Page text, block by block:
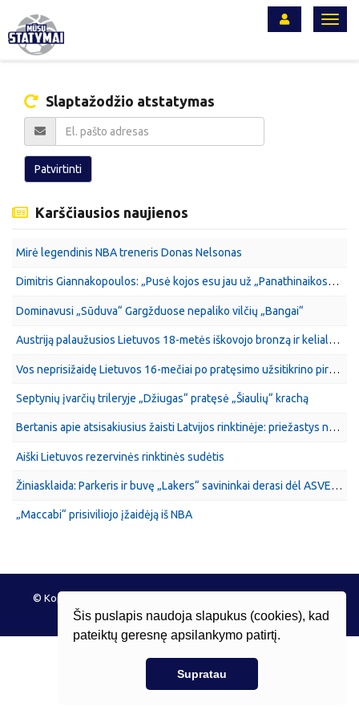
Šis puslapis naudoja slapukus (cookies), kad
pateiktų geresnę apsilankymo patirtį.
Supratau
Slaptažodžio atstatymas
Patvirtinti
Karščiausios naujienos
Mirė legendinis NBA treneris Donas Nelsonas
Dimitris Giannakopoulos: „Pusė kojos esu jau už „Panathinaikos“ klubo ribų“
Dominavusi „Sūduva“ Gargžduose nepaliko vilčių „Bangai“
Austriją palaužusios Lietuvos 18-metės iškovojo bronzą ir kelialapį į A divizioną
Vos neprisižaidę Lietuvos 16-mečiai po pratęsimo užsitikrino pirmą vietą grupėje
Septynių įvarčių trileryje „Džiugas“ pratęsė „Šiaulių“ krachą
Bertanis apie atsisakiusius žaisti Latvijos rinktinėje: priežastys ne iki galo suprantamos
Aiški Lietuvos rezervinės rinktinės sudėtis
Žiniasklaida: Parkeris ir buvę „Lakers“ savininkai derasi dėl ASVEL pardavimo
„Maccabi“ prisiviliojo įžaidėją iš NBA
© Kopijuoti draudžiama 2026 MūsųStatymai.com
Privacy policy